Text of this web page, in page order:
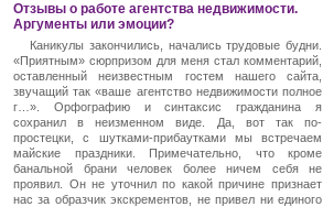
Отзывы о работе агентства недвижимости.
Аргументы или эмоции?
Каникулы закончились, начались трудовые будни.
«Приятным» сюрпризом для меня стал комментарий,
оставленный неизвестным гостем нашего сайта,
звучащий так «ваше агентство недвижимости полное
г…». Орфографию и синтаксис гражданина я
сохранил в неизменном виде. Да, вот так по-
простецки, с шутками-прибаутками мы встречаем
майские праздники. Примечательно, что кроме
банальной брани человек более ничем себя не
проявил. Он не уточнил по какой причине признает
нас за образчик экскрементов, не привел ни единого